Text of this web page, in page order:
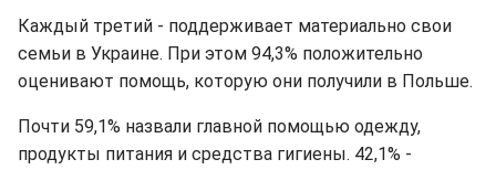
Каждый третий - поддерживает материально свои
семьи в Украине. При этом 94,3% положительно
оценивают помощь, которую они получили в Польше.
Почти 59,1% назвали главной помощью одежду,
продукты питания и средства гигиены. 42,1% -